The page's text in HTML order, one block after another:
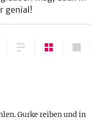
genial!
Gurke reiben und in